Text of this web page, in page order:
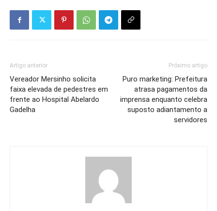
Artigo anterior
Vereador Mersinho solicita
faixa elevada de pedestres em
frente ao Hospital Abelardo
Gadelha
Próximo artigo
Puro marketing: Prefeitura
atrasa pagamentos da
imprensa enquanto celebra
suposto adiantamento a
servidores